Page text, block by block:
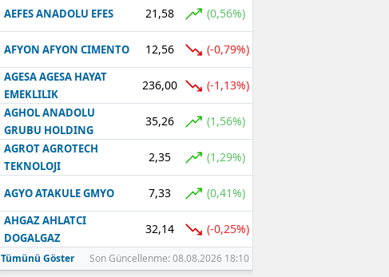
AEFES ANADOLU EFES 21,58 (0,56%)
AFYON AFYON CIMENTO 12,56 (-0,79%)
AGESA AGESA HAYAT
EMEKLILIK
236,00 (-1,13%)
AGHOL ANADOLU
GRUBU HOLDING
35,26 (1,56%)
AGROT AGROTECH
TEKNOLOJI
2,35 (1,29%)
AGYO ATAKULE GMYO 7,33 (0,41%)
AHGAZ AHLATCI
DOGALGAZ
32,14 (-0,25%)
Tümünü Göster Son Güncellenme: 08.08.2026 18:10